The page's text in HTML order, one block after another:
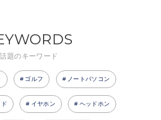
話題のキーワード
ゴルフ ノートパソコン
イヤホン ヘッドホン